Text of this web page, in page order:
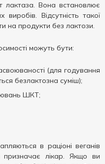
лактаза. Вона встановлює
виробів. Відсутність такої
на продукти без лактози.
можуть бути:
(для годування
безлактозна суміш);
ШКТ;
в раціоні веганів
призначає лікар. Якщо ви